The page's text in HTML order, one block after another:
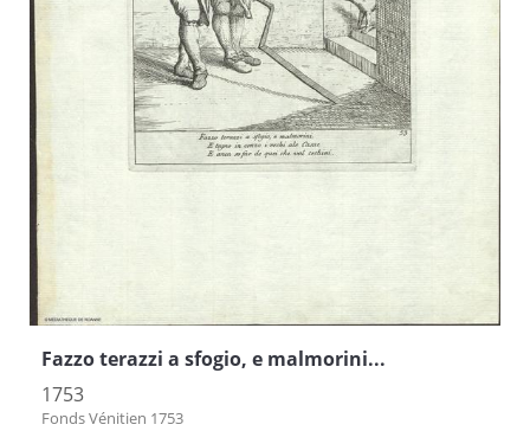
Fazzo terazzi a sfogio, e malmorini...
1753
Fonds Vénitien 1753